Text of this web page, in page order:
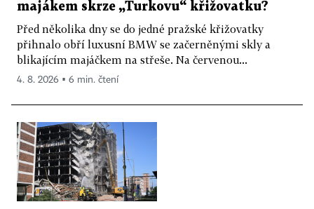
majákem skrze „Turkovu“ křižovatku?
Před několika dny se do jedné pražské křižovatky
přihnalo obří luxusní BMW se začerněnými skly a
blikajícím majáčkem na střeše. Na červenou...
4. 8. 2026 ▪ 6 min. čtení